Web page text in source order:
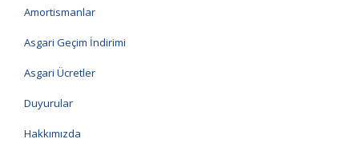
Amortismanlar
Asgari Geçim İndirimi
Asgari Ücretler
Duyurular
Hakkımızda